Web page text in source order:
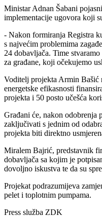
Ministar Adnan Šabani
implementacije ugovora koji
- Nakon formiranja Registra
s najvećim problemima
24 dobavljača. Time
za građane, koji očekujemo
Voditelj projekta Armin Bašić
energetske efikasnosti
projekta i 50 posto učešća
Građani će, nakon odobrenja
zaključivati s jednim od
projekta biti direktno
Miralem Bajrić, predstavnik
dobavljača sa kojim je
dovoljno iskustva te da su
Projekat podrazumijeva
pelet i toplotnim pumpama.
Press služba ZDK